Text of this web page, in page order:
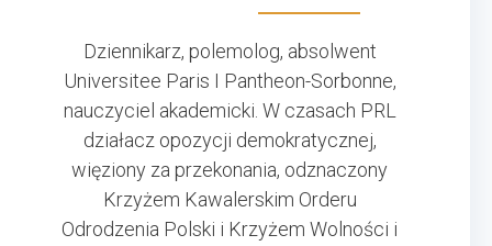
Dziennikarz, polemolog, absolwent
Universitee Paris I Pantheon-Sorbonne,
nauczyciel akademicki. W czasach PRL
działacz opozycji demokratycznej,
więziony za przekonania, odznaczony
Krzyżem Kawalerskim Orderu
Odrodzenia Polski i Krzyżem Wolności i